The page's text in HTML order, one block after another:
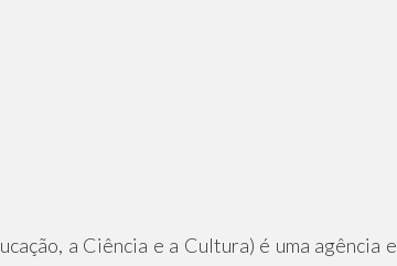
a Ciência e a Cultura) é uma agência